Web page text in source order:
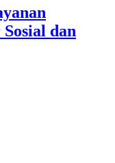
dan